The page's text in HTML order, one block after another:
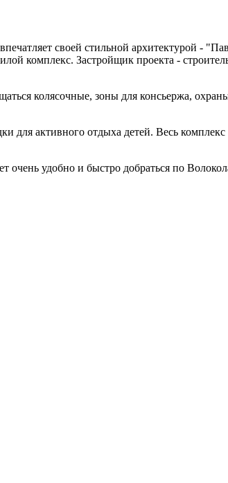
своей стильной архитектурой -
комплекс. Застройщик проекта -
колясочные, зоны для консьержа,
для активного отдыха детей. Весь
удобно и быстро добраться по